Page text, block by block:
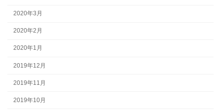
2020年3月
2020年2月
2020年1月
2019年12月
2019年11月
2019年10月